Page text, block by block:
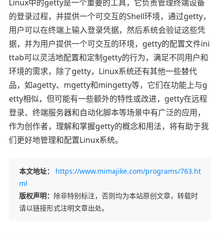
Linux中的getty是一个重要的工具，它负责管理终端设备
的登录过程，并提供一个可交互的Shell环境，通过getty，
用户可以在终端上输入登录凭据，然后系统会验证这些凭
据，并为用户提供一个可交互的环境，getty的配置文件ini
ttab可以灵活地配置和定制getty的行为，满足不同用户和
环境的需求，除了getty，Linux系统还有其他一些替代
品，如agetty、mgetty和mingetty等，它们在功能上与g
etty相似，但可能有一些额外的特性或改进，getty在远程
登录、终端服务器和自动化脚本等场景中有广泛的应用，
作为创作者，理解和掌握getty的概念和用法，将有助于我
们更好地管理和配置Linux系统。
本文地址：
https://www.mimajike.com/programs/763.ht
ml
版权声明： 除非特别标注，否则均为本站原创文章，转载时
请以链接形式注明文章出处。